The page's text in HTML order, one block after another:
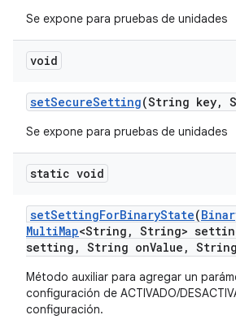
Se expone para pruebas de unidades
void
setSecureSetting(String key,
Se expone para pruebas de unidades
static void
setSettingForBinaryState(
MultiMap<String , String>
setting , String onValue ,
Método auxiliar para agregar un
configuración de ACTIVADO/
configuración.